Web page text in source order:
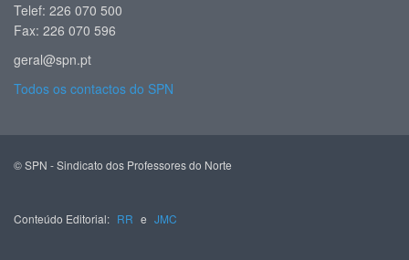
Telef: 226 070 500
Fax: 226 070 596
geral@spn.pt
Todos os contactos do SPN
© SPN - Sindicato dos Professores do Norte
Conteúdo Editorial: RR e JMC